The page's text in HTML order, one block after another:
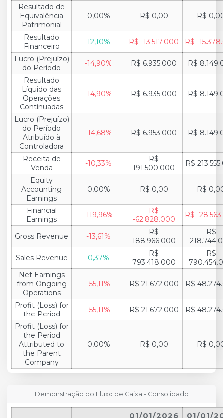
Resultado de
Equivalência
Patrimonial
0,00% R$ 0,00 R$
Resultado
Financeiro
12,10% R$ -13.517.000
R$ -
Lucro (Prejuízo)
do Período
-14,90% R$ 6.935.000
R$
Resultado
Líquido das
Operações
Continuadas
-14,90% R$ 6.935.000 R$
Lucro (Prejuízo)
do Período
Atribuído à
Controladora
-14,68% R$ 6.953.000 R$
Receita de
Venda
-10,33%
R$
191.500.000
R$
Equity
Accounting
Earnings
0,00% R$ 0,00 R$
Financial
Earnings
-119,96%
R$
-62.828.000
R$ -
Gross Revenue -13,61%
R$
188.966.000
R$
Sales Revenue
0,37%
R$
793.418.000
R$
Net Earnings
from Ongoing
Operations
-55,11% R$ 21.672.000 R$
Profit (Loss) for
the Period
-55,11% R$ 21.672.000
R$
Profit (Loss) for
the Period
Attributed to
the Parent
Company
0,00% R$ 0,00 R$
Demonstração do Fluxo de Caixa - Consolidado
01/01/2026
01/01/